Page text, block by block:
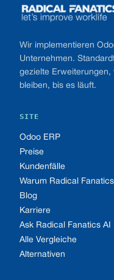
Wir implementieren
Unternehmen.
gezielte
bleiben, bis es läuft.
SITE
Odoo ERP
Preise
Kundenfälle
Warum Radical Fanatics
Blog
Karriere
Ask Radical Fanatics AI
Alle Vergleiche
Alternativen